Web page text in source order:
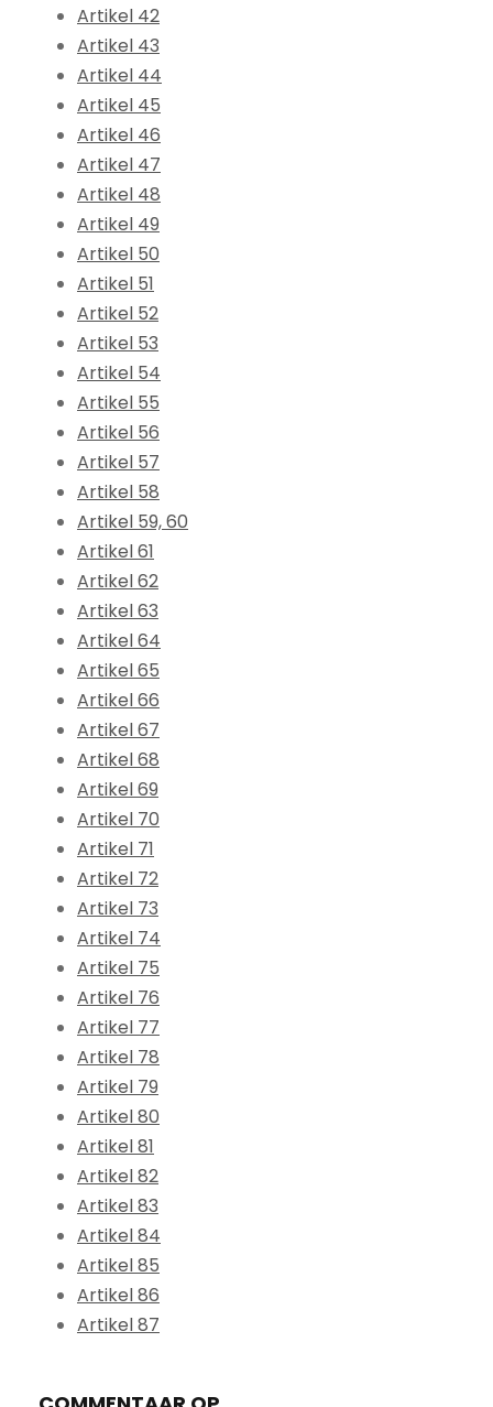
Artikel 42
Artikel 43
Artikel 44
Artikel 45
Artikel 46
Artikel 47
Artikel 48
Artikel 49
Artikel 50
Artikel 51
Artikel 52
Artikel 53
Artikel 54
Artikel 55
Artikel 56
Artikel 57
Artikel 58
Artikel 59, 60
Artikel 61
Artikel 62
Artikel 63
Artikel 64
Artikel 65
Artikel 66
Artikel 67
Artikel 68
Artikel 69
Artikel 70
Artikel 71
Artikel 72
Artikel 73
Artikel 74
Artikel 75
Artikel 76
Artikel 77
Artikel 78
Artikel 79
Artikel 80
Artikel 81
Artikel 82
Artikel 83
Artikel 84
Artikel 85
Artikel 86
Artikel 87